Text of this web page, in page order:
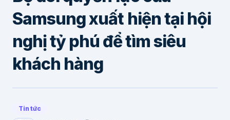
Samsung xuất hiện tại hội
nghị tỷ phú để tìm siêu
khách hàng
Tin tức